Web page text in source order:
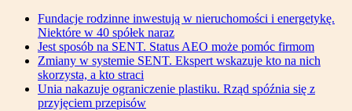
Fundacje rodzinne inwestują w nieruchomości i energetykę.
Niektóre w 40 spółek naraz
Jest sposób na SENT. Status AEO może pomóc firmom
Zmiany w systemie SENT. Ekspert wskazuje kto na nich
skorzysta, a kto straci
Unia nakazuje ograniczenie plastiku. Rząd spóźnia się z
przyjęciem przepisów